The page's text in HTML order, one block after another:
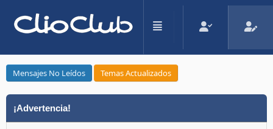
Mensajes No Leídos Temas Actualizados
¡Advertencia!